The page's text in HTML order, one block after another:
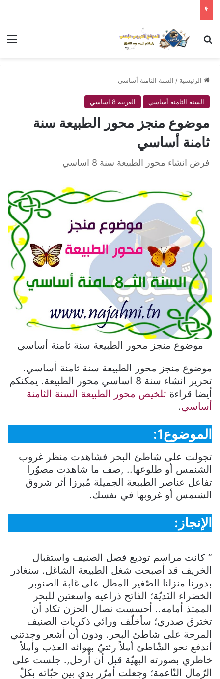
بحث عن
الرئيسية / السنة الثامنة أساسي
السنة الثامنة أساسي العربية 8 اساسي
موضوع منجز محور الطبيعة سنة
ثامنة أساسي
فرض انشاء محور الطبيعة سنة 8 اساسي
موضوع منجز محور الطبيعة سنة ثامنة أساسي
موضوع منجز محور الطبيعة سنة ثامنة أساسي.
تحرير انشاء سنة 8 اساسي محور الطبيعة. يمكنكم
أيضا قراءة تلخيص محور الطبيعة السنة الثامنة
أساسي.
الموضوع1:
تجولت على شاطئ البحر فشاهدت منظر غروب
الشنمس أو طلوعها.. ,صف ما شاهدت مصوّرا
تفاعل عناصر الطبيعة الجميلة مُبرزا أثر شروق
الشنمس أو غروبها في نفسك.
الإنجاز:
” كانت مراسم توديع فصل الصنيف واستقبال
الخريف قد أصبحت شغل الطبيعة الشاغل. سنغادر
بدورنا منزلنا الصّغير المطل على غابة الصنوبر
الخضراء النَديّة؛ الفاتح ذراعيه واسعتين للبحر
الممتذ أمامه.. أحسست نصال الحزن تكاد أن
تخترق صدري؛ سأخلّف ورائي ذكريات الصنيف
المرحة على شاطئ البحر. ودون أن أشعر وجدتني
أندفع نحو الشّاطئ أملاً رئتيّ بهوائه العذب وأملأ
خاطري بصورته البهيّة قبل أن أرحل,. جلست على
الرّمال النّاعمة؛ وجعلت أمرّر يدي بين حبّاته بكلّ